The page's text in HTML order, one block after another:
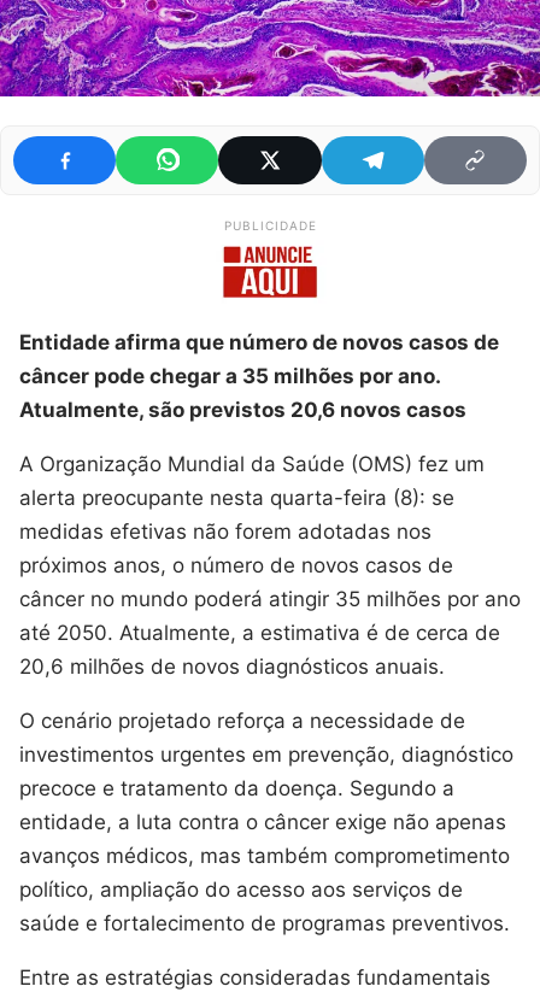
PUBLICIDADE
Entidade afirma que número de novos casos de
câncer pode chegar a 35 milhões por ano.
Atualmente, são previstos 20,6 novos casos
A Organização Mundial da Saúde (OMS) fez um
alerta preocupante nesta quarta-feira (8): se
medidas efetivas não forem adotadas nos
próximos anos, o número de novos casos de
câncer no mundo poderá atingir 35 milhões por ano
até 2050. Atualmente, a estimativa é de cerca de
20,6 milhões de novos diagnósticos anuais.
O cenário projetado reforça a necessidade de
investimentos urgentes em prevenção, diagnóstico
precoce e tratamento da doença. Segundo a
entidade, a luta contra o câncer exige não apenas
avanços médicos, mas também comprometimento
político, ampliação do acesso aos serviços de
saúde e fortalecimento de programas preventivos.
Entre as estratégias consideradas fundamentais